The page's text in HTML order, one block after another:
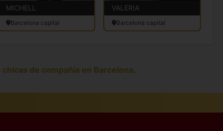
MICHELL
Barcelona capital
VALERIA
Barcelona capital
chicas de compañía en Barcelona.